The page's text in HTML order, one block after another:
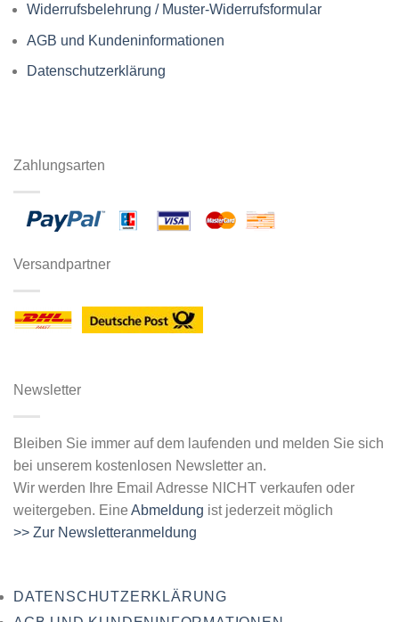
Widerrufsbelehrung / Muster-Widerrufsformular
AGB und Kundeninformationen
Datenschutzerklärung
Zahlungsarten
Versandpartner
Newsletter
Bleiben Sie immer auf dem laufenden und melden Sie sich
bei unserem kostenlosen Newsletter an.
Wir werden Ihre Email Adresse NICHT verkaufen oder
weitergeben. Eine Abmeldung ist jederzeit möglich
>> Zur Newsletteranmeldung
DATENSCHUTZERKLÄRUNG